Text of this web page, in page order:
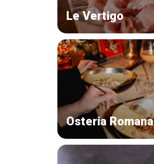
Le Vertigo
Osteria Romana